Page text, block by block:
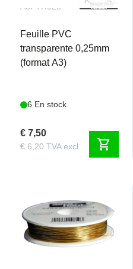
A3PTR025
Feuille PVC
transparente 0,25mm
(format A3)
6 En stock
€ 7,50
€ 6,20 TVA excl. shopping_cart